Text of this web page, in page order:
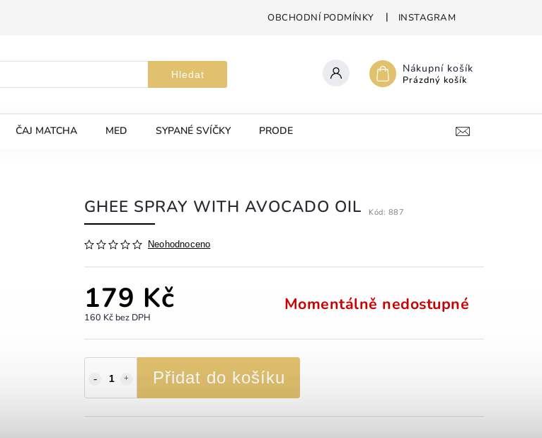
OBCHODNÍ PODMÍNKY INSTAGRAM
Hledat Nákupní košík
Prázdný košík
ČAJ MATCHA MED SYPANÉ SVÍČKY PRODEJNA
GHEE SPRAY WITH AVOCADO OIL Kód: 887
Neohodnoceno
179 Kč
160 Kč bez DPH
Momentálně nedostupné
Přidat do košíku